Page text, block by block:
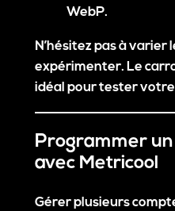
WebP.
N’hésitez pas à varier
expérimenter. Le
idéal pour tester
Programmer un
avec Metricool
Gérer plusieurs